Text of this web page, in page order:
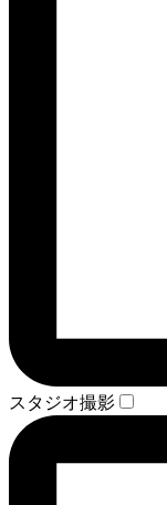
スタジオ撮影